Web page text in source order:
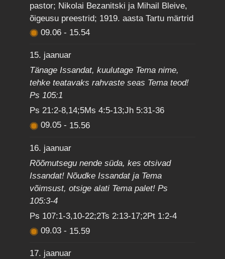
pastor; Nikolai Bezanitski ja Mihail Bleive,
õigeusu preestrid; 1919. aasta Tartu märtrid
09.06- 15.54
15. jaanuar
Tänage Issandat, kuulutage Tema nime,
tehke teatavaks rahvaste seas Tema teod!
Ps 105:1
Ps 21:2-8,14;5Ms 4:5-13;Jh 5:31-36
09.05- 15.56
16. jaanuar
Rõõmutsegu nende süda, kes otsivad
Issandat! Nõudke Issandat ja Tema
võimsust, otsige alati Tema palet! Ps
105:3-4
Ps 107:1-3,10-22;2Ts 2:13-17;2Pt 1:2-4
09.03- 15.59
17. jaanuar